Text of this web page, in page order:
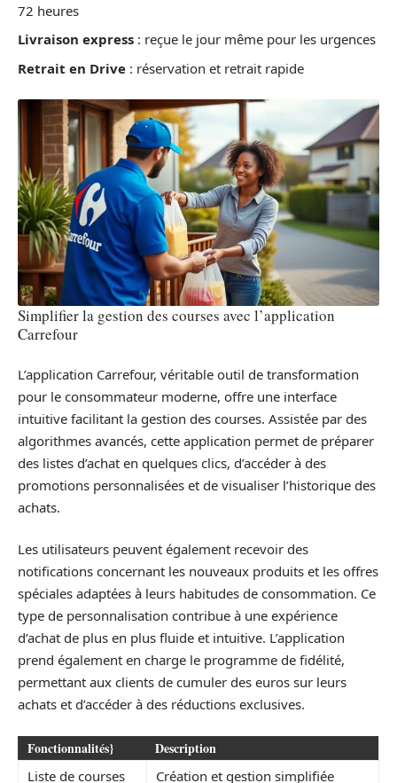
72 heures
Livraison express : reçue le jour même pour les urgences
Retrait en Drive : réservation et retrait rapide
Simplifier la gestion des courses avec l’application
Carrefour
L’application Carrefour, véritable outil de transformation
pour le consommateur moderne, offre une interface
intuitive facilitant la gestion des courses. Assistée par des
algorithmes avancés, cette application permet de préparer
des listes d’achat en quelques clics, d’accéder à des
promotions personnalisées et de visualiser l’historique des
achats.
Les utilisateurs peuvent également recevoir des
notifications concernant les nouveaux produits et les offres
spéciales adaptées à leurs habitudes de consommation. Ce
type de personnalisation contribue à une expérience
d’achat de plus en plus fluide et intuitive. L’application
prend également en charge le programme de fidélité,
permettant aux clients de cumuler des euros sur leurs
achats et d’accéder à des réductions exclusives.
Fonctionnalités} Description
Liste de courses
Création et gestion simplifiée